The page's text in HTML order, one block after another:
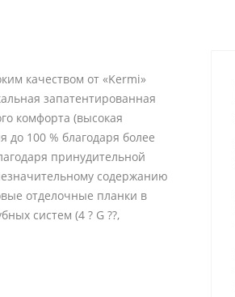
качеством от «Kermi»
запатентированная
комфорта (высокая
до 100 % благодаря более
принудительной
содержанию
отделочные планки в
систем (4 ? G ??,